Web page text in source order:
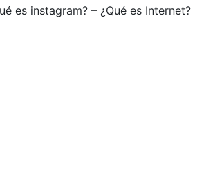
es instagram? – ¿Qué es Internet?